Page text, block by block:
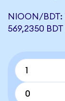
NIOON/BDT:
569,2350 BDT